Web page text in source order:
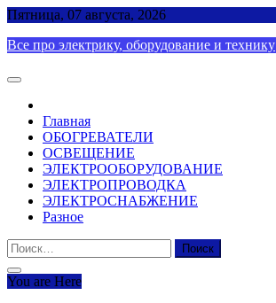
Skip
content
Пятница, 07 августа, 2026
Все про электрику, оборудование и технику
Главная
ОБОГРЕВАТЕЛИ
ОСВЕЩЕНИЕ
ЭЛЕКТРООБОРУДОВАНИЕ
ЭЛЕКТРОПРОВОДКА
ЭЛЕКТРОСНАБЖЕНИЕ
Разное
Найти:
You are Here